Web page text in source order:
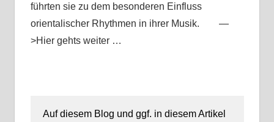
führten sie zu dem besonderen Einfluss
orientalischer Rhythmen in ihrer Musik. —
>Hier gehts weiter …
Auf diesem Blog und ggf. in diesem Artikel